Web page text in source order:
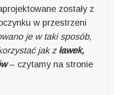
zostały z
w przestrzeni
je w taki sposób,
jak z ławek,
– czytamy na stronie